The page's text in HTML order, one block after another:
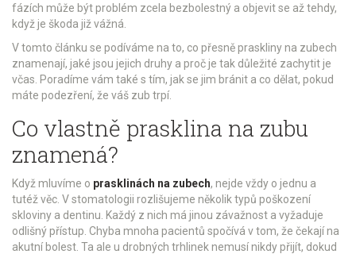
fázích může být problém zcela bezbolestný a objevit se až tehdy,
když je škoda již vážná.
V tomto článku se podíváme na to, co přesně praskliny na zubech
znamenají, jaké jsou jejich druhy a proč je tak důležité zachytit je
včas. Poradíme vám také s tím, jak se jim bránit a co dělat, pokud
máte podezření, že váš zub trpí.
Co vlastně prasklina na zubu
znamená?
Když mluvíme o prasklinách na zubech, nejde vždy o jednu a
tutéž věc. V stomatologii rozlišujeme několik typů poškození
skloviny a dentinu. Každý z nich má jinou závažnost a vyžaduje
odlišný přístup. Chyba mnoha pacientů spočívá v tom, že čekají na
akutní bolest. Ta ale u drobných trhlinek nemusí nikdy přijít, dokud